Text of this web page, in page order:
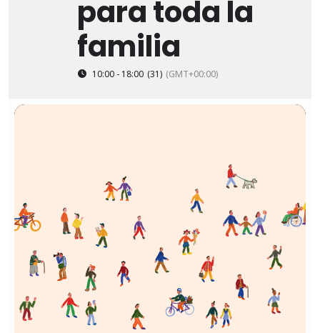
para toda la
familia
10:00 - 18:00 (31) (GMT+00:00)